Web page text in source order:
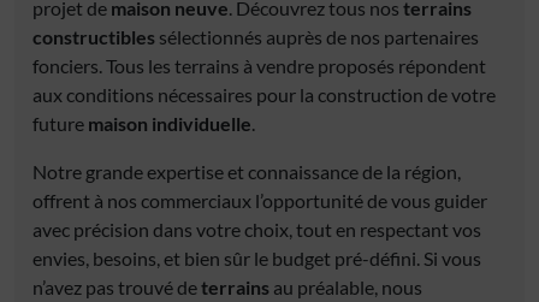
projet de maison neuve. Découvrez tous nos terrains
constructibles sélectionnés auprès de nos partenaires
fonciers. Tous les terrains à vendre proposés répondent
aux conditions nécessaires pour la construction de votre
future maison individuelle.
Notre grande expertise et connaissance de la région,
offrent à nos commerciaux l’opportunité de vous guider
avec précision dans votre choix, tout en respectant vos
envies, besoins, et bien sûr le budget pré-défini. Si vous
n’avez pas trouvé deterrains au préalable, nous